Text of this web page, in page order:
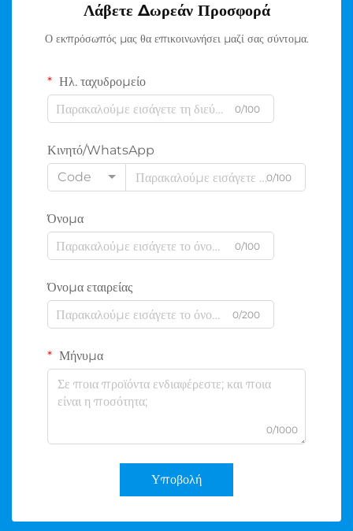
Λάβετε Δωρεάν Προσφορά
Ο εκπρόσωπός μας θα επικοινωνήσει μαζί σας σύντομα.
Ηλ. ταχυδρομείο
0/100
Κινητό/WhatsApp
Code
0/100
Όνομα
0/100
Όνομα εταιρείας
0/200
Μήνυμα
0/1000
Υποβολή